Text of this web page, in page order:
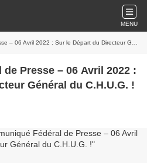
MENU
2022 : Sur le Départ du Directeur Général du C.H.U.G. !
Presse – 06 Avril 2022 :
Général du C.H.U.G. !